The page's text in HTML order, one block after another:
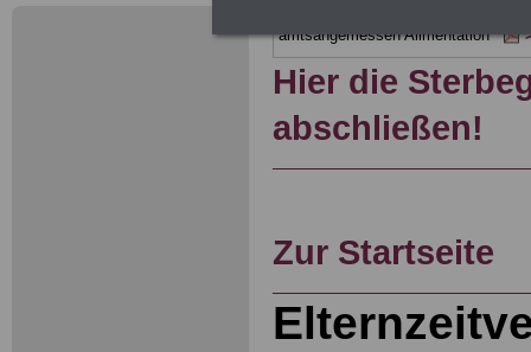
amtsangemessen Alimentation
Hier die
abschließen!
Zur Startseite